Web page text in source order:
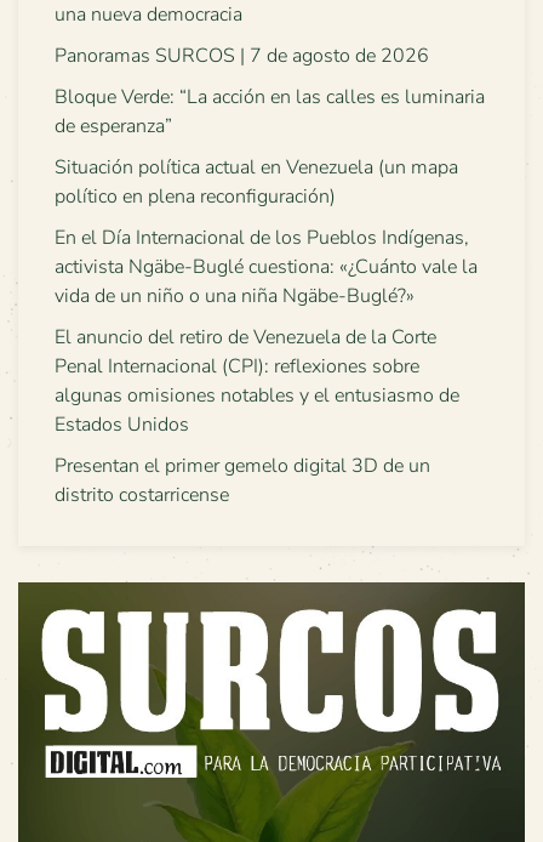
una nueva democracia
Panoramas SURCOS | 7 de agosto de 2026
Bloque Verde: “La acción en las calles es luminaria
de esperanza”
Situación política actual en Venezuela (un mapa
político en plena reconfiguración)
En el Día Internacional de los Pueblos Indígenas,
activista Ngäbe-Buglé cuestiona: «¿Cuánto vale la
vida de un niño o una niña Ngäbe-Buglé?»
El anuncio del retiro de Venezuela de la Corte
Penal Internacional (CPI): reflexiones sobre
algunas omisiones notables y el entusiasmo de
Estados Unidos
Presentan el primer gemelo digital 3D de un
distrito costarricense